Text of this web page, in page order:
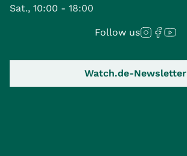
Sat., 10:00 - 18:00
Follow us
Watch.de-Newsletter